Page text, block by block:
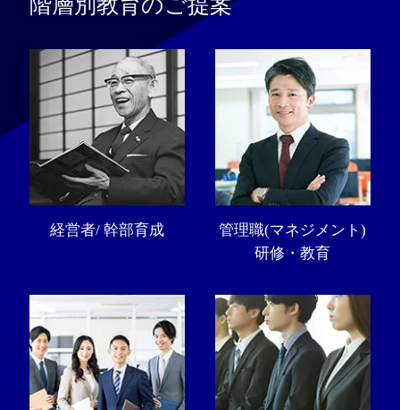
階層別教育のご提案
経営者/ 幹部育成
管理職(マネジメント)
研修・教育